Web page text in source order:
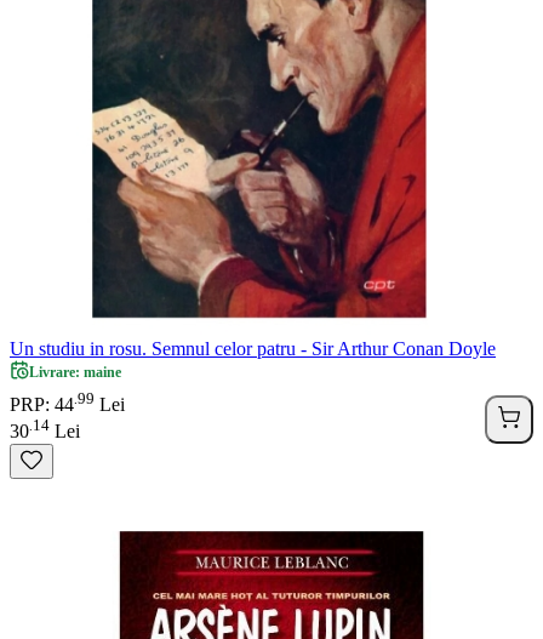
Un studiu in rosu. Semnul celor patru - Sir Arthur Conan Doyle
Livrare: maine
PRP: 44 99 Lei
30 14 Lei